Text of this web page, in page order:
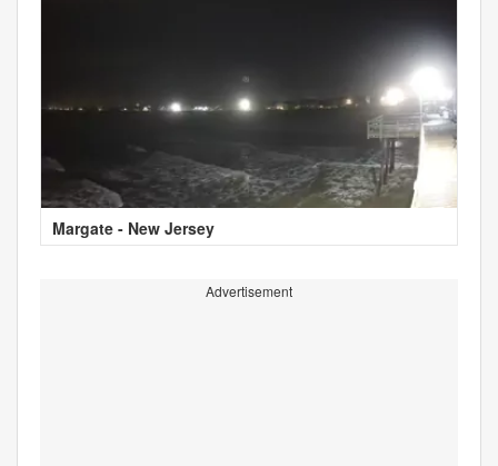
Margate - New Jersey
Advertisement